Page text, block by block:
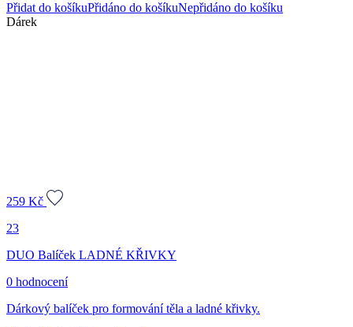
Přidat do košíkuPřidáno do košíkuNepřidáno do košíku
Dárek
259 Kč
23
DUO Balíček LADNÉ KŘIVKY
0 hodnocení
Dárkový balíček pro formování těla a ladné křivky.